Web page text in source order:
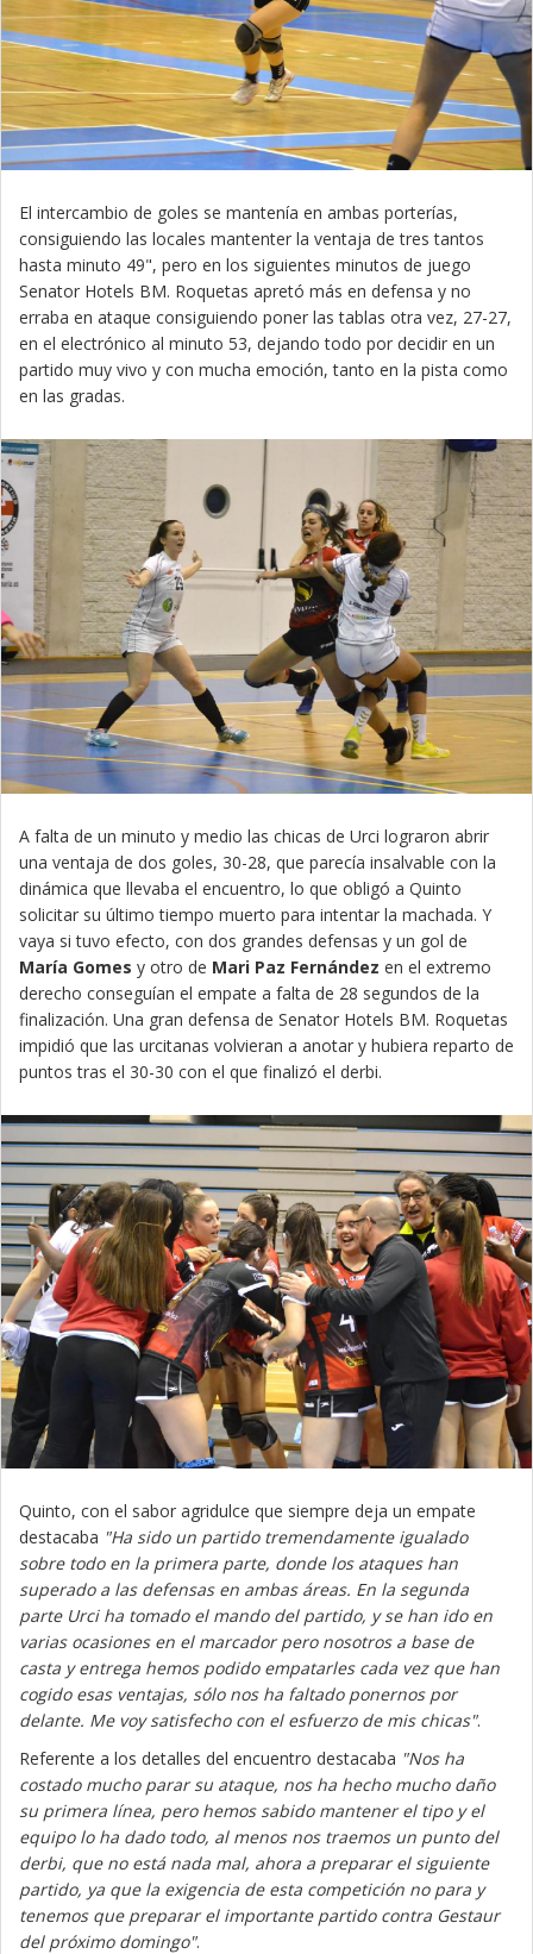
El intercambio de goles se mantenía en ambas porterías,
consiguiendo las locales mantenter la ventaja de tres tantos
hasta minuto 49", pero en los siguientes minutos de juego
Senator Hotels BM. Roquetas apretó más en defensa y no
erraba en ataque consiguiendo poner las tablas otra vez, 27-27,
en el electrónico al minuto 53, dejando todo por decidir en un
partido muy vivo y con mucha emoción, tanto en la pista como
en las gradas.
A falta de un minuto y medio las chicas de Urci lograron abrir
una ventaja de dos goles, 30-28, que parecía insalvable con la
dinámica que llevaba el encuentro, lo que obligó a Quinto
solicitar su último tiempo muerto para intentar la machada. Y
vaya si tuvo efecto, con dos grandes defensas y un gol de
María Gomes y otro de Mari Paz Fernández en el extremo
derecho conseguían el empate a falta de 28 segundos de la
finalización. Una gran defensa de Senator Hotels BM. Roquetas
impidió que las urcitanas volvieran a anotar y hubiera reparto de
puntos tras el 30-30 con el que finalizó el derbi.
Quinto, con el sabor agridulce que siempre deja un empate
destacaba "Ha sido un partido tremendamente igualado
sobre todo en la primera parte, donde los ataques han
superado a las defensas en ambas áreas. En la segunda
parte Urci ha tomado el mando del partido, y se han ido en
varias ocasiones en el marcador pero nosotros a base de
casta y entrega hemos podido empatarles cada vez que han
cogido esas ventajas, sólo nos ha faltado ponernos por
delante. Me voy satisfecho con el esfuerzo de mis chicas".
Referente a los detalles del encuentro destacaba "Nos ha
costado mucho parar su ataque, nos ha hecho mucho daño
su primera línea, pero hemos sabido mantener el tipo y el
equipo lo ha dado todo, al menos nos traemos un punto del
derbi, que no está nada mal, ahora a preparar el siguiente
partido, ya que la exigencia de esta competición no para y
tenemos que preparar el importante partido contra Gestaur
del próximo domingo".